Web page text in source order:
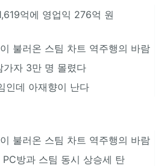
억에 영업익 276억 원
불러온 스팀 차트 역주행의 바람
가자 3만 명 몰렸다
인데 아재향이 난다
불러온 스팀 차트 역주행의 바람
방과 스팀 동시 상승세 탄